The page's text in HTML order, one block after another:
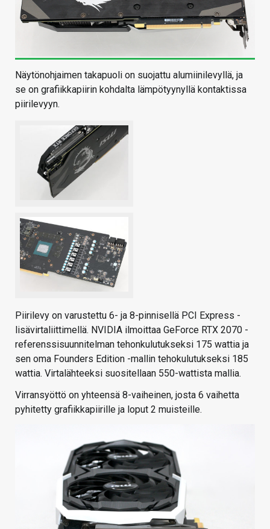
Näytönohjaimen takapuoli on suojattu alumiinilevyllä, ja
se on grafiikkapiirin kohdalta lämpötyynyllä kontaktissa
piirilevyyn.
Piirilevy on varustettu 6- ja 8-pinnisellä PCI Express -
lisävirtaliittimellä. NVIDIA ilmoittaa GeForce RTX 2070 -
referenssisuunnitelman tehonkulutukseksi 175 wattia ja
sen oma Founders Edition -mallin tehokulutukseksi 185
wattia. Virtalähteeksi suositellaan 550-wattista mallia.
Virransyöttö on yhteensä 8-vaiheinen, josta 6 vaihetta
pyhitetty grafiikkapiirille ja loput 2 muisteille.